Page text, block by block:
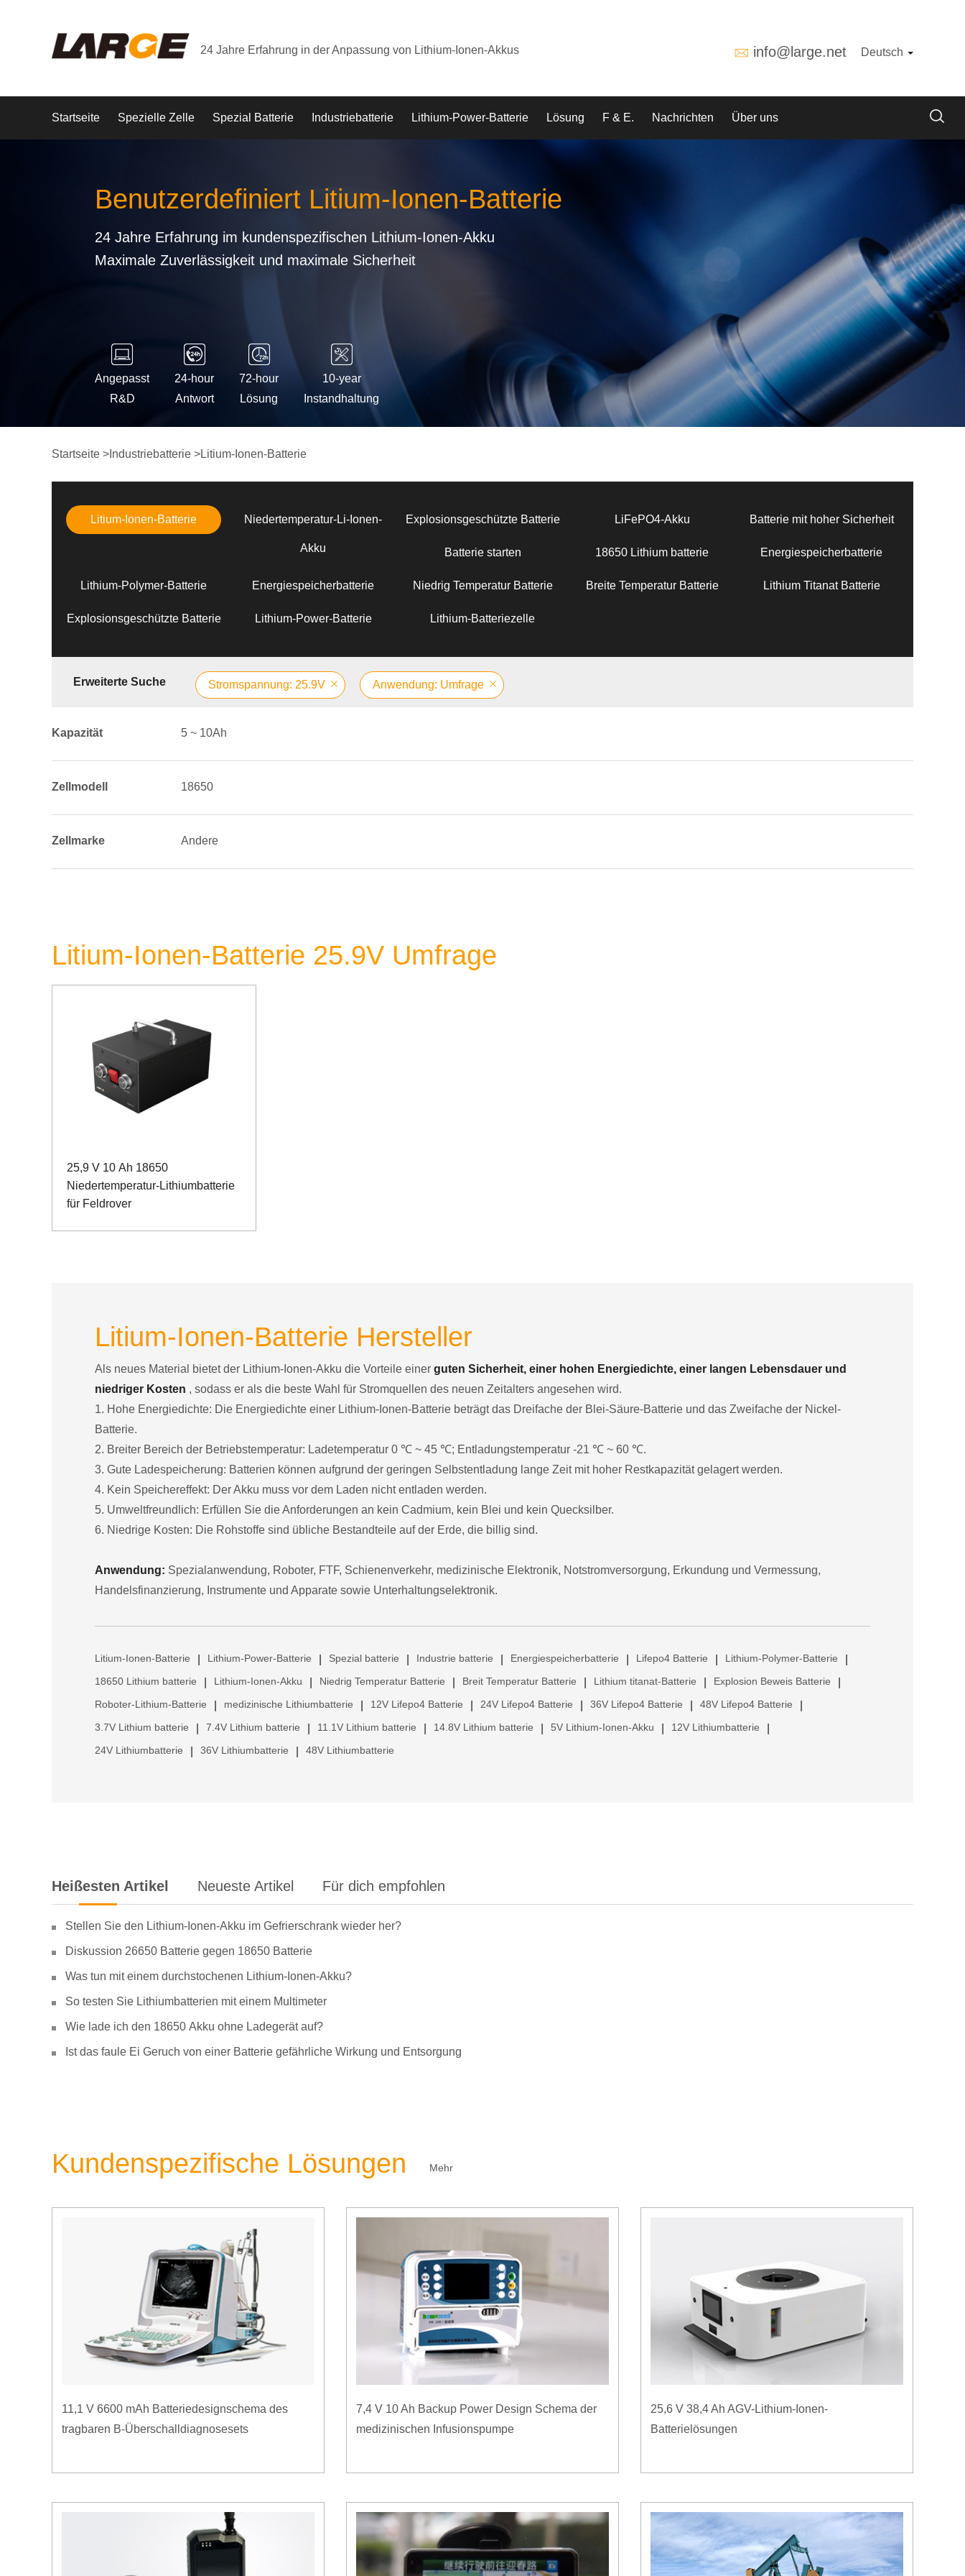
24 Jahre Erfahrung in der Anpassung von Lithium-Ionen-Akkus info@large.net Deutsch
Startseite Spezielle Zelle Spezial Batterie Industriebatterie Lithium-Power-Batterie Lösung F & E. Nachrichten Über uns
Benutzerdefiniert Litium-Ionen-Batterie
24 Jahre Erfahrung im kundenspezifischen Lithium-Ionen-Akku
Maximale Zuverlässigkeit und maximale Sicherheit
Angepasst
R&D
24-hour
Antwort
72-hour
Lösung
10-year
Instandhaltung
Startseite > Industriebatterie >Litium-Ionen-Batterie
Litium-Ionen-Batterie Niedertemperatur-Li-Ionen-
Akku
Explosionsgeschützte Batterie LiFePO4-Akku Batterie mit hoher Sicherheit
Batterie starten 18650 Lithium batterie Energiespeicherbatterie
Lithium-Polymer-Batterie Energiespeicherbatterie Niedrig Temperatur Batterie Breite Temperatur Batterie Lithium Titanat Batterie
Explosionsgeschützte Batterie Lithium-Power-Batterie Lithium-Batteriezelle
Erweiterte Suche Stromspannung: 25.9V Anwendung: Umfrage
Kapazität 5 ~ 10Ah
Zellmodell 18650
Zellmarke Andere
Litium-Ionen-Batterie 25.9V Umfrage
25,9 V 10 Ah 18650
Niedertemperatur-Lithiumbatterie
für Feldrover
Litium-Ionen-Batterie Hersteller
Als neues Material bietet der Lithium-Ionen-Akku die Vorteile einer guten Sicherheit, einer hohen Energiedichte, einer langen Lebensdauer und
niedriger Kosten , sodass er als die beste Wahl für Stromquellen des neuen Zeitalters angesehen wird.
1. Hohe Energiedichte: Die Energiedichte einer Lithium-Ionen-Batterie beträgt das Dreifache der Blei-Säure-Batterie und das Zweifache der Nickel-
Batterie.
2. Breiter Bereich der Betriebstemperatur: Ladetemperatur 0 ℃ ~ 45 ℃; Entladungstemperatur -21 ℃ ~ 60 ℃.
3. Gute Ladespeicherung: Batterien können aufgrund der geringen Selbstentladung lange Zeit mit hoher Restkapazität gelagert werden.
4. Kein Speichereffekt: Der Akku muss vor dem Laden nicht entladen werden.
5. Umweltfreundlich: Erfüllen Sie die Anforderungen an kein Cadmium, kein Blei und kein Quecksilber.
6. Niedrige Kosten: Die Rohstoffe sind übliche Bestandteile auf der Erde, die billig sind.
Anwendung: Spezialanwendung, Roboter, FTF, Schienenverkehr, medizinische Elektronik, Notstromversorgung, Erkundung und Vermessung,
Handelsfinanzierung, Instrumente und Apparate sowie Unterhaltungselektronik.
Litium-Ionen-Batterie Lithium-Power-Batterie Spezial batterie Industrie batterie Energiespeicherbatterie Lifepo4 Batterie Lithium-Polymer-Batterie
18650 Lithium batterie Lithium-Ionen-Akku Niedrig Temperatur Batterie Breit Temperatur Batterie Lithium titanat-Batterie Explosion Beweis Batterie
Roboter-Lithium-Batterie medizinische Lithiumbatterie 12V Lifepo4 Batterie 24V Lifepo4 Batterie 36V Lifepo4 Batterie 48V Lifepo4 Batterie
3.7V Lithium batterie 7.4V Lithium batterie 11.1V Lithium batterie 14.8V Lithium batterie 5V Lithium-Ionen-Akku 12V Lithiumbatterie
24V Lithiumbatterie 36V Lithiumbatterie 48V Lithiumbatterie
Heißesten Artikel Neueste Artikel Für dich empfohlen
Stellen Sie den Lithium-Ionen-Akku im Gefrierschrank wieder her?
Diskussion 26650 Batterie gegen 18650 Batterie
Was tun mit einem durchstochenen Lithium-Ionen-Akku?
So testen Sie Lithiumbatterien mit einem Multimeter
Wie lade ich den 18650 Akku ohne Ladegerät auf?
Ist das faule Ei Geruch von einer Batterie gefährliche Wirkung und Entsorgung
Kundenspezifische Lösungen Mehr
11,1 V 6600 mAh Batteriedesignschema des
tragbaren B-Überschalldiagnosesets
7,4 V 10 Ah Backup Power Design Schema der
medizinischen Infusionspumpe
25,6 V 38,4 Ah AGV-Lithium-Ionen-
Batterielösungen